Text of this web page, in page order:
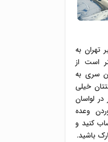
تهران به
است از
سری به
خیلی
لواسان
وعده
کنید و
باشید.